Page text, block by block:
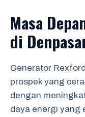
Masa
di
Generator
prospek yang
dengan
daya energi yang